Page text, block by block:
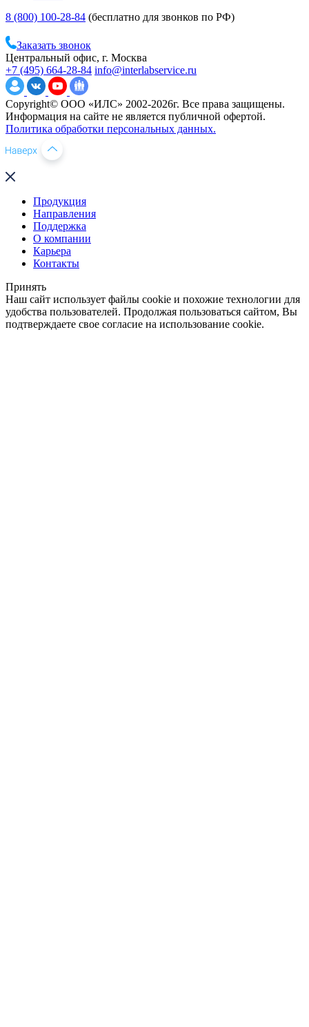
8 (800) 100-28-84 (бесплатно для звонков по РФ)
Заказать звонок
Центральный офис, г. Москва
+7 (495) 664-28-84 info@interlabservice.ru
Copyright© ООО «ИЛС» 2002-2026г. Все права защищены.
Информация на сайте не является публичной офертой.
Политика обработки персональных данных.
Продукция
Направления
Поддержка
О компании
Карьера
Контакты
Принять
Наш сайт использует файлы cookie и похожие технологии для
удобства пользователей. Продолжая пользоваться сайтом, Вы
подтверждаете свое согласие на использование cookie.